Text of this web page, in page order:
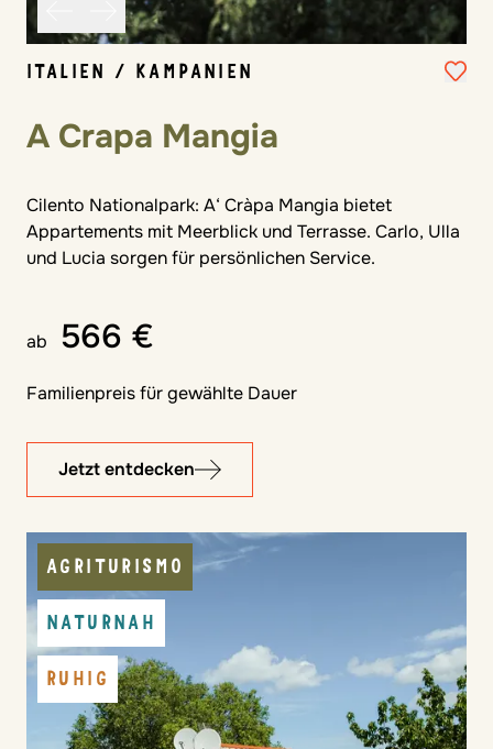
ITALIEN / KAMPANIEN
A Crapa Mangia
Cilento Nationalpark: A‘ Cràpa Mangia bietet
Appartements mit Meerblick und Terrasse. Carlo, Ulla
und Lucia sorgen für persönlichen Service.
ab 566 €
Familienpreis für gewählte Dauer
Jetzt entdecken
AGRITURISMO
NATURNAH
RUHIG